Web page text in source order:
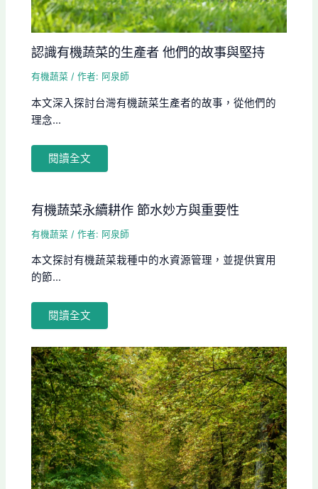
認識有機蔬菜的生產者 他們的故事與堅持
有機蔬菜 / 作者: 阿泉師
本文深入探討台灣有機蔬菜生產者的故事，從他們的
理念...
閱讀全文
有機蔬菜永續耕作 節水妙方與重要性
有機蔬菜 / 作者: 阿泉師
本文探討有機蔬菜栽種中的水資源管理，並提供實用
的節...
閱讀全文